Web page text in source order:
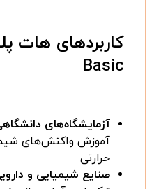
Basic
آزمایشگاه‌های
آموزش واکنش‌های
حرارتی
صنایع شیمیایی و